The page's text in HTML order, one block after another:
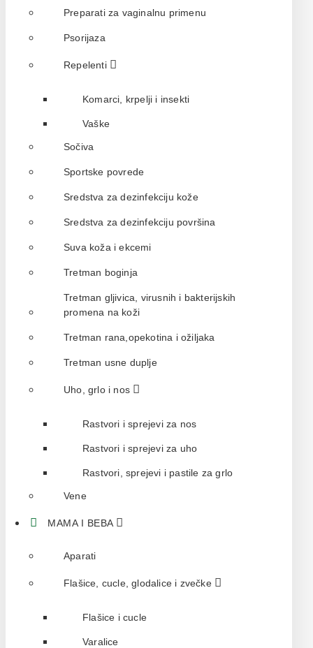
Preparati za vaginalnu primenu
Psorijaza
Repelenti
Komarci, krpelji i insekti
Vaške
Sočiva
Sportske povrede
Sredstva za dezinfekciju kože
Sredstva za dezinfekciju površina
Suva koža i ekcemi
Tretman boginja
Tretman gljivica, virusnih i bakterijskih
promena na koži
Tretman rana,opekotina i ožiljaka
Tretman usne duplje
Uho, grlo i nos
Rastvori i sprejevi za nos
Rastvori i sprejevi za uho
Rastvori, sprejevi i pastile za grlo
Vene
MAMA I BEBA
Aparati
Flašice, cucle, glodalice i zvečke
Flašice i cucle
Varalice